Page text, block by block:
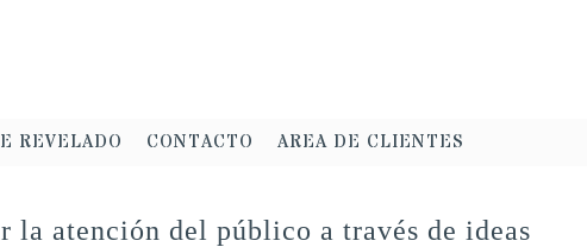
REVELADO CONTACTO AREA DE CLIENTES
atención del público a través de ideas